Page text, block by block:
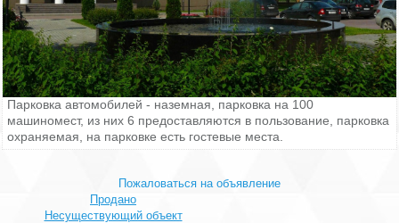
обычные.
Офис расположен в центре "Глория", общая площадь здания
5284 кв. м, участок находится в собственности, доступ в здание
осуществляется по пропускам, в офисе центральное
кондиционирование, вентиляция офиса - приточная,
автономное отопление, пожарная сигнализация.
Парковка автомобилей - наземная, парковка на 100
машиномест, из них 6 предоставляются в пользование, парковка
охраняемая, на парковке есть гостевые места.
Пожаловаться на объявление
Продано
Несуществующий объект